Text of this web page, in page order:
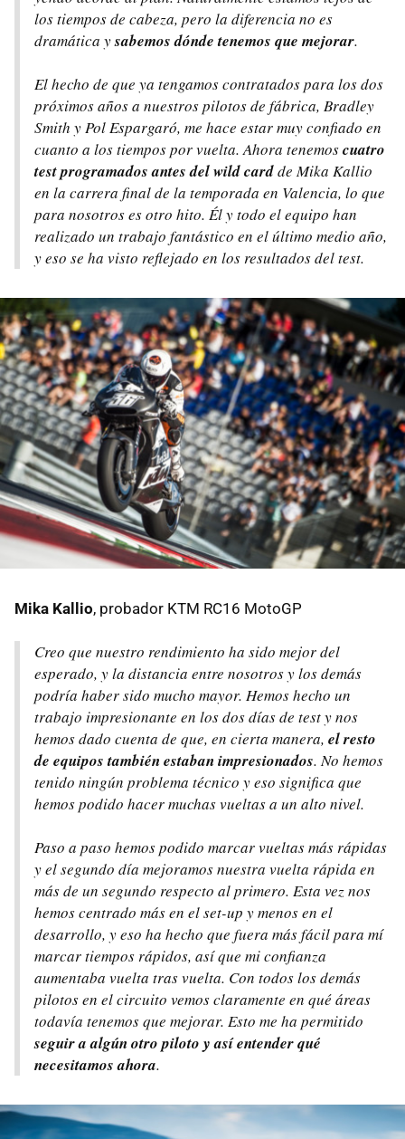
los tiempos de cabeza, pero la diferencia no es
dramática ysabemos dónde tenemos que mejorar.
El hecho de que ya tengamos contratados para los dos
próximos años a nuestros pilotos de fábrica, Bradley
Smith y Pol Espargaró, me hace estar muy confiado en
cuanto a los tiempos por vuelta. Ahora tenemoscuatro
test programados antes del wild cardde Mika Kallio
en la carrera final de la temporada en Valencia, lo que
para nosotros es otro hito. Él y todo el equipo han
realizado un trabajo fantástico en el último medio año,
y eso se ha visto reflejado en los resultados del test.
Mika Kallio, probador KTM RC16 MotoGP
Creo que nuestro rendimiento ha sido mejor del
esperado, y la distancia entre nosotros y los demás
podría haber sido mucho mayor. Hemos hecho un
trabajo impresionante en los dos días de test y nos
hemos dado cuenta de que, en cierta manera, el resto
de equipos también estaban impresionados. No hemos
tenido ningún problema técnico y eso significa que
hemos podido hacer muchas vueltas a un alto nivel.
Paso a paso hemos podido marcar vueltas más rápidas
y el segundo día mejoramos nuestra vuelta rápida en
más de un segundo respecto al primero. Esta vez nos
hemos centrado más en elset-up y menos en el
desarrollo, y eso ha hecho que fuera más fácil para mí
marcar tiempos rápidos, así que mi confianza
aumentaba vuelta tras vuelta. Con todos los demás
pilotos en el circuito vemos claramente en qué áreas
todavía tenemos que mejorar. Esto me ha permitido
seguir a algún otro piloto y así entender qué
necesitamos ahora.